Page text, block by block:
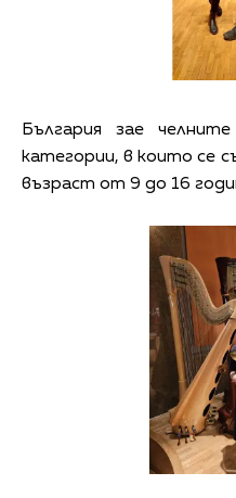
България зае
категории, в които се
възраст от 9 до 16